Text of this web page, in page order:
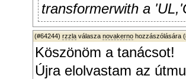
transformerwith a
(#64244) rzzla válasza novakerno hozzászólására (
Köszönöm a tanácsot!
Újra elolvastam az